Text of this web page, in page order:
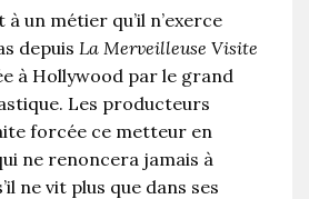
un métier qu’il n’exerce
depuis La Merveilleuse Visite
à Hollywood par le grand
Les producteurs
forcée ce metteur en
ne renoncera jamais à
ne vit plus que dans ses